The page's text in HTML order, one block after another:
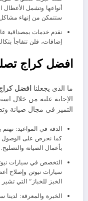
أنواعها وتشمل الأعطال
ستتمكن من إنهاء
نقدم خدمات بمصداقية
إضافات، فلن تتفاجأ
افضل كراج
ما الذي يجعلنا افضل
الإجابة عليه من خلال
التميز في مجال صيانة
الدقة في المواعيد: نهتم
كما نحرص على الوصول
بأعمال الصيانة والتصليح.
التخصص في سيارات
سيارات نيوتن وإصلاح
الخبز للخباز” التي
الخبرة والمعرفة: